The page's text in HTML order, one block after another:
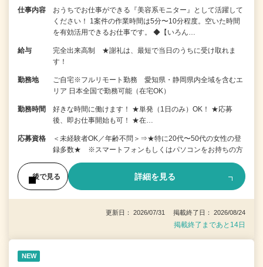
仕事内容
おうちでお仕事ができる『美容系モニター』として活躍して
ください！ 1案件の作業時間は5分〜10分程度。空いた時間
を有効活用できるお仕事です。 ◆【いろん…
給与
完全出来高制 ★謝礼は、最短で当日のうちに受け取れま
す！
勤務地
ご自宅※フルリモート勤務 愛知県・静岡県内全域を含むエ
リア 日本全国で勤務可能（在宅OK）
勤務時間
好きな時間に働けます！ ★単発（1日のみ）OK！ ★応募
後、即お仕事開始も可！ ★在…
応募資格
＜未経験者OK／年齢不問＞⇒★特に20代〜50代の女性の登
録多数★ ※スマートフォンもしくはパソコンをお持ちの方
後で見る 詳細を見る
更新日： 2026/07/31 掲載終了日： 2026/08/24
掲載終了まであと14日
NEW